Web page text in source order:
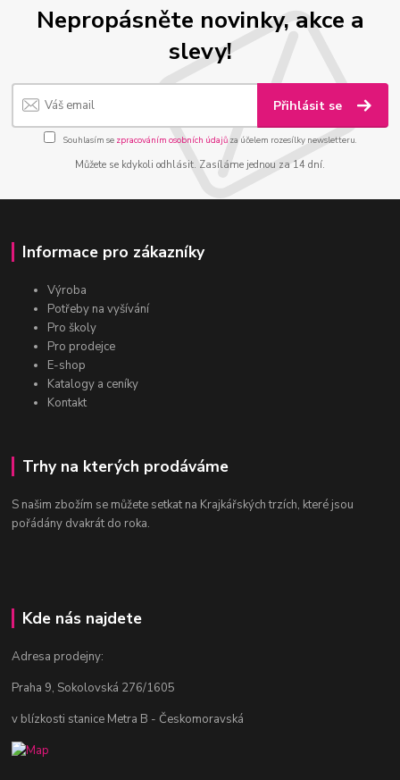
Nepropásněte novinky, akce a
slevy!
Přihlásit se
Souhlasím se zpracováním osobních údajůza účelem rozesílky newsletteru.
Můžete se kdykoli odhlásit. Zasíláme jednou za 14 dní.
Informace pro zákazníky
Výroba
Potřeby na vyšívání
Pro školy
Pro prodejce
E-shop
Katalogy a ceníky
Kontakt
Trhy na kterých prodáváme
S našim zbožím se můžete setkat na Krajkářských trzích, které jsou
pořádány dvakrát do roka.
Kde nás najdete
Adresa prodejny:
Praha 9, Sokolovská 276/1605
v blízkosti stanice Metra B - Českomoravská